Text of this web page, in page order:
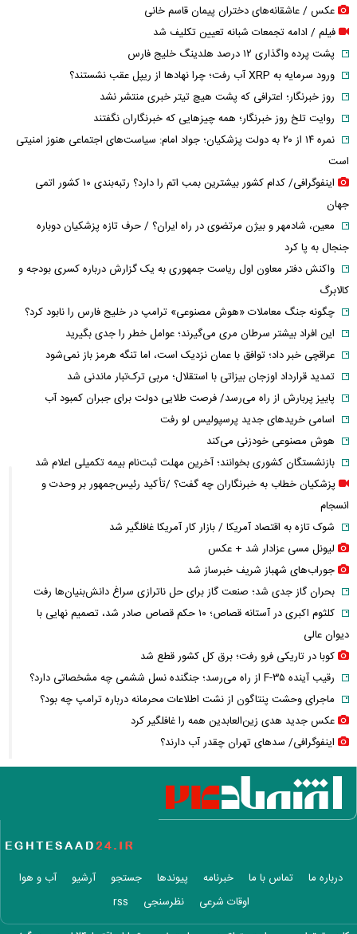
عکس / عاشقانه‌های دختران پیمان قاسم خانی
فیلم / ادامه تجمعات شبانه تعیین تکلیف شد
پشت پرده واگذاری ۱۲ درصد هلدینگ خلیج فارس
ورود سرمایه به XRP آب رفت؛ چرا نهادها از ریپل عقب نشستند؟
روز خبرنگار؛ اعترافی که پشت هیچ تیتر خبری منتشر نشد
روایت تلخ روز خبرنگار؛ همه چیزهایی که خبرنگاران نگفتند
نمره ۱۴ از ۲۰ به دولت پزشکیان؛ جواد امام: سیاست‌های اجتماعی هنوز امنیتی
است
اینفوگرافی/ کدام کشور بیشترین بمب اتم را دارد؟ رتبه‌بندی ۱۰ کشور اتمی
جهان
معین، شادمهر و بیژن مرتضوی در راه ایران؟ / حرف تازه پزشکیان دوباره
جنجال به پا کرد
واکنش دفتر معاون اول ریاست جمهوری به یک گزارش درباره کسری بودجه و
کالابرگ
چگونه جنگ معاملات «هوش مصنوعی» ترامپ در خلیج فارس را نابود کرد؟
این افراد بیشتر سرطان مری می‌گیرند؛ عوامل خطر را جدی بگیرید
عراقچی خبر داد؛ توافق با عمان نزدیک است، اما تنگه هرمز باز نمی‌شود
تمدید قرارداد اوزجان بیزاتی با استقلال؛ مربی ترک‌تبار ماندنی شد
پاییز پربارش از راه می‌رسد/ فرصت طلایی دولت برای جبران کمبود آب
اسامی خریدهای جدید پرسپولیس لو رفت
هوش مصنوعی خودزنی می‌کند
بازنشستگان کشوری بخوانند؛ آخرین مهلت ثبت‌نام بیمه تکمیلی اعلام شد
پزشکیان خطاب به خبرنگاران چه گفت؟ /تأکید رئیس‌جمهور بر وحدت و
انسجام
شوک تازه به اقتصاد آمریکا / بازار کار آمریکا غافلگیر شد
لیونل مسی عزادار شد + عکس
جوراب‌های شهباز شریف خبرساز شد
بحران گاز جدی شد؛ صنعت گاز برای حل ناترازی سراغ دانش‌بنیان‌ها رفت
کلثوم اکبری در آستانه قصاص؛ ۱۰ حکم قصاص صادر شد، تصمیم نهایی با
دیوان عالی
کوبا در تاریکی فرو رفت؛ برق کل کشور قطع شد
رقیب آینده F-۳۵ از راه می‌رسد؛ جنگنده نسل ششمی چه مشخصاتی دارد؟
ماجرای وحشت پنتاگون از نشت اطلاعات محرمانه درباره ترامپ چه بود؟
عکس جدید هدی زین‌العابدین همه را غافلگیر کرد
اینفوگرافی/ سدهای تهران چقدر آب دارند؟
این فیلم از رهبر انقلاب را تاکنون ندیده بودید / انتشار برای نخستین بار
قیمت واقعی مرغ لو رفت/ مرغ ارزان‌تر از هزینه تولید فروخته می‌شود!
عکس گوگوش در ۱۲ سالگی در کنار پدرش صابر آتشین
واکنش جنجالی زیدآبادی به اظهارات محمدباقر خرازی درباره بی‌حجابی
قیمت ساعت اپل، سامسونگ و شیائومی + جدول
درباره ما تماس با ما خبرنامه پیوندها جستجو آرشیو
آب و هوا
اوقات شرعی
نظرسنجی rss